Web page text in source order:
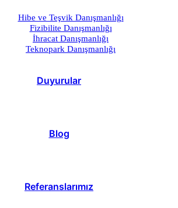
Hibe ve Teşvik Danışmanlığı
Fizibilite Danışmanlığı
İhracat Danışmanlığı
Teknopark Danışmanlığı
Duyurular
Blog
Referanslarımız